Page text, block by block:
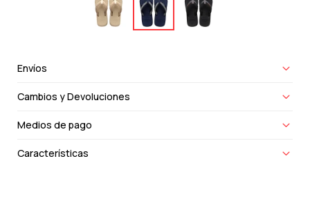
Envíos
Cambios y Devoluciones
Medios de pago
Características